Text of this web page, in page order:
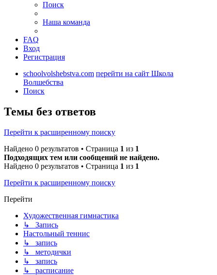
Поиск
Наша команда
FAQ
Вход
Регистрация
schoolvolshebstva.com перейти на сайт Школа
Волшебства
Поиск
Темы без ответов
Перейти к расширенному поиску
Найдено 0 результатов • Страница 1 из 1
Подходящих тем или сообщений не найдено.
Найдено 0 результатов • Страница 1 из 1
Перейти к расширенному поиску
Перейти
Художественная гимнастика
↳ Запись
Настольный теннис
↳ запись
↳ методички
↳ запись
↳ расписание